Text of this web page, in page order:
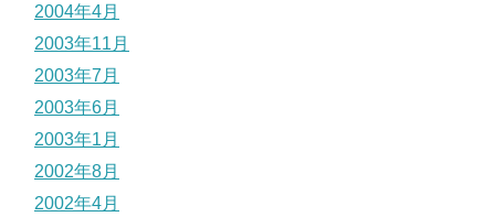
2004年4月
2003年11月
2003年7月
2003年6月
2003年1月
2002年8月
2002年4月